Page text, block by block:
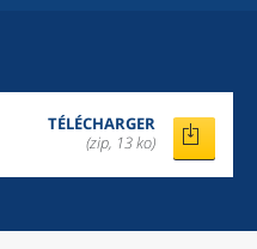
TÉLÉCHARGER
(zip, 13 ko)